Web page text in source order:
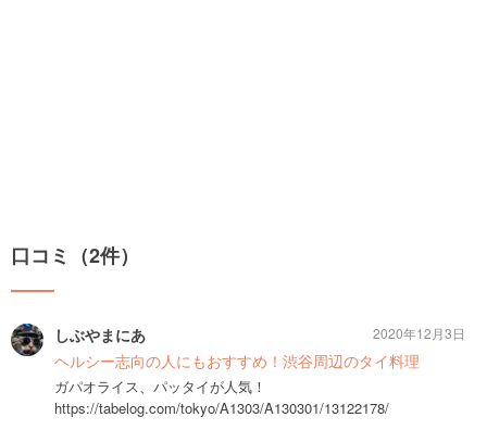
口コミ（2件）
しぶやまにあ
ヘルシー志向の人にもおすすめ！渋谷周辺のタイ料理
ガパオライス、パッタイが人気！
https://tabelog.com/tokyo/A1303/A130301/13122178/
2020年12月3日